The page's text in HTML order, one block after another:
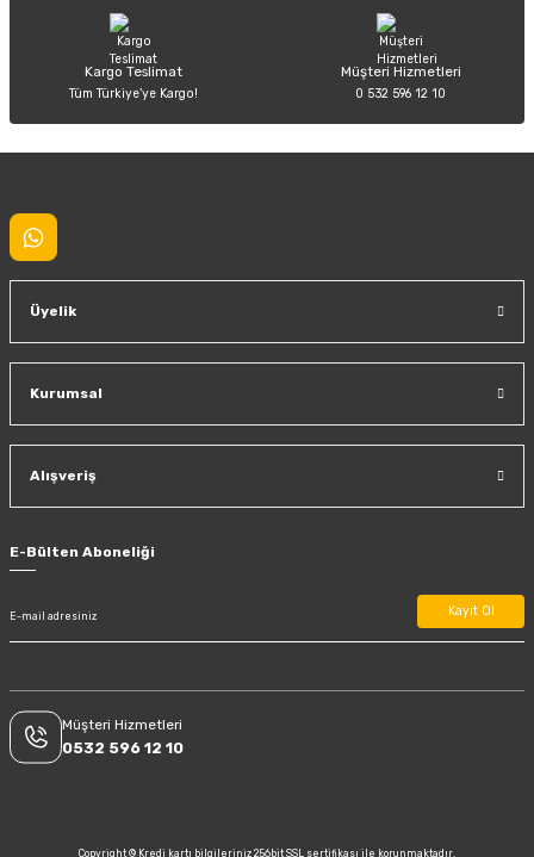
Kargo Teslimat
Tüm Türkiye’ye Kargo!
Müşteri Hizmetleri
0 532 596 12 10
Üyelik
Kurumsal
Alışveriş
E-Bülten Aboneliği
Kayıt Ol
Müşteri Hizmetleri
0532 596 12 10
Copyright © Kredi kartı bilgileriniz 256bit SSL sertifikası ile korunmaktadır.